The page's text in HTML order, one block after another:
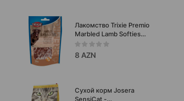
Лакомство Trixie Premio
Marbled Lamb Softies
для собак со вкусом
ягненка и рыбой 100 гр.
8 AZN
Сухой корм Josera
SensiCat -